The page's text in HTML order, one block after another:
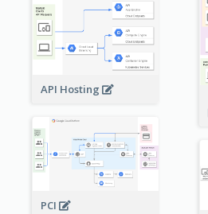
API Hosting
PCI